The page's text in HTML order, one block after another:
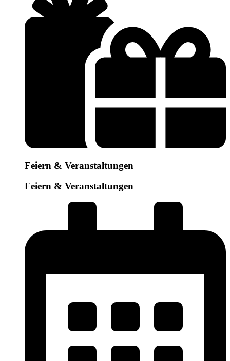
Feiern & Veranstaltungen
Feiern & Veranstaltungen